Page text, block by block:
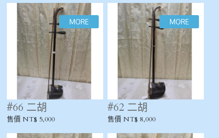
#66 二胡
售價 NT$ 5,000
#62 二胡
售價 NT$ 8,000